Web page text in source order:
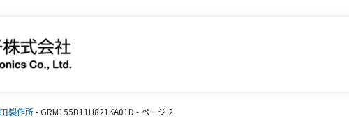
製作所-GRM155B11H821KA01D - ページ 2